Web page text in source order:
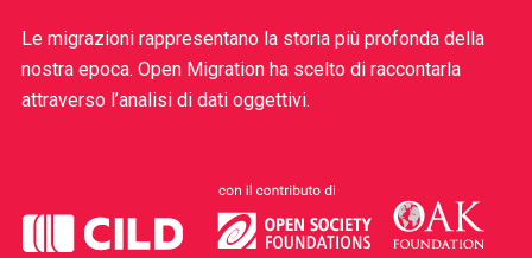
Le migrazioni rappresentano la storia più profonda della
nostra epoca. Open Migration ha scelto di raccontarla
attraverso l’analisi di dati oggettivi.